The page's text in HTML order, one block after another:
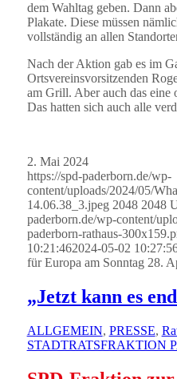
dem Wahltag geben. Dann
Plakate. Diese müssen
vollständig an allen
Nach der Aktion gab es im
Ortsvereinsvorsitzenden
am Grill. Aber auch das eine
Das hatten sich auch alle
2. Mai 2024
https://spd-paderborn.de/wp-
content/uploads/2024/05/
14.06.38_3.jpeg 2048 2048
paderborn.de/wp-content/
paderborn-rathaus-
10:21:462024-05-02
für Europa am Sonntag 28.
„Jetzt kann es
ALLGEMEIN, PRESSE,
STADTRATSFRAKTION